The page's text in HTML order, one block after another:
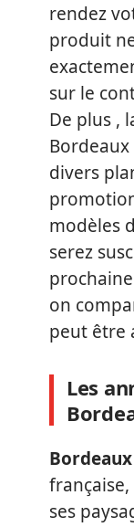
rendez
produit
sur le
De plus ,
divers
modèles
serez
on
peut être
Les
Bordeaux
ses